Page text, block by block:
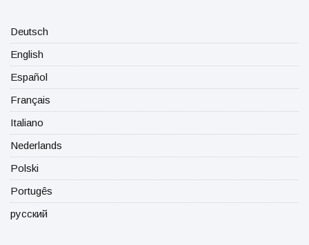
Deutsch
English
Español
Français
Italiano
Nederlands
Polski
Portugês
русский